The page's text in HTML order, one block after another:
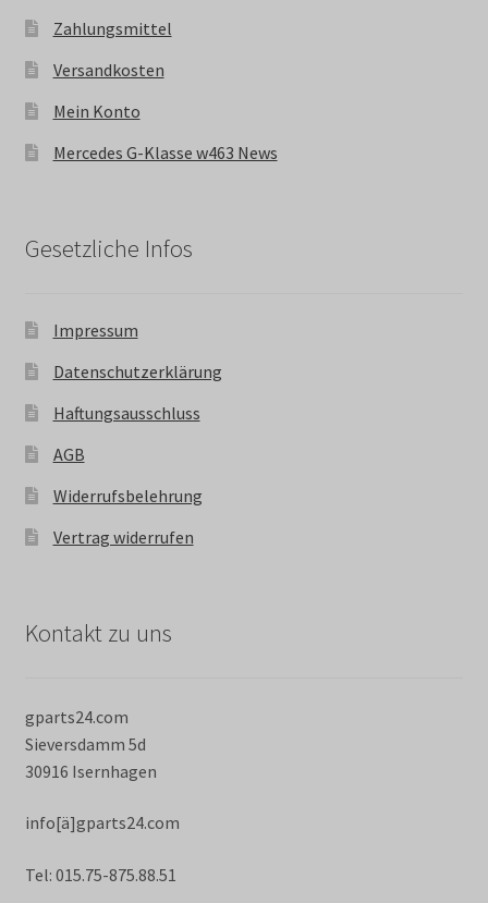
Zahlungsmittel
Versandkosten
Mein Konto
Mercedes G-Klasse w463 News
Gesetzliche Infos
Impressum
Datenschutzerklärung
Haftungsausschluss
AGB
Widerrufsbelehrung
Vertrag widerrufen
Kontakt zu uns
gparts24.com
Sieversdamm 5d
30916 Isernhagen
info[ä]gparts24.com
Tel: 015.75-875.88.51